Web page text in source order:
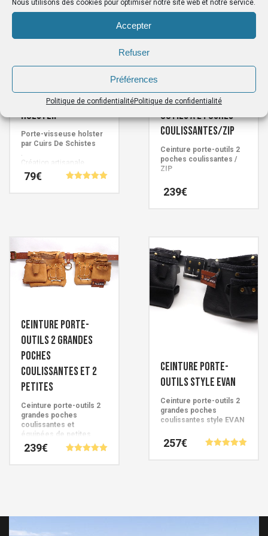
Nous utilisons des cookies pour optimiser notre site web et notre service.
Accepter
Refuser
Préférences
Politique de confidentialitéPolitique de confidentialité
Porte-visseuse
holster
Porte-visseuse holster
par Cuirs De Schistes
.
Création artisanale
Française signée Cuirs de
Schistes.
79€
variations.
options
être
choisies
page
produit
Ceinture porte-
outils à 2 poches
coulissantes/ZIP
Ceinture porte-outils 2
poches coulissantes /
ZIP
Création artisanale
Française signée Cuirs de
239€
a
plusieurs
variations.
Les
options
page
produit
Ceinture porte-
outils 2 grandes
poches
coulissantes et 2
petites
Ceinture porte-outils 2
grandes poches
coulissantes et
équipées de petites
poches
239€
plusieurs
variations.
Ceinture porte-
outils style EVAN
Ceinture porte-outils 2
grandes poches
coulissantes style EVAN
Création artisanale
Française signée Cuirs de
257€